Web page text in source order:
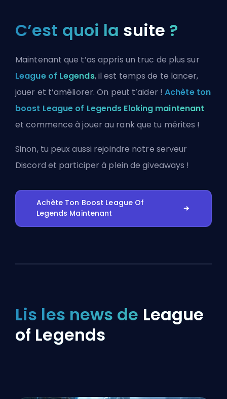
C’est quoi la suite ?
Maintenant que t’as appris un truc de plus sur
League of Legends, il est temps de te lancer,
jouer et t’améliorer. On peut t’aider !Achète ton
boost League of Legends Eloking maintenant
et commence à jouer au rank que tu mérites !
Sinon, tu peux aussi rejoindre notre serveur
Discord et participer à plein de giveaways !
Achète Ton Boost League Of
Legends Maintenant
Lis les news de League
of Legends